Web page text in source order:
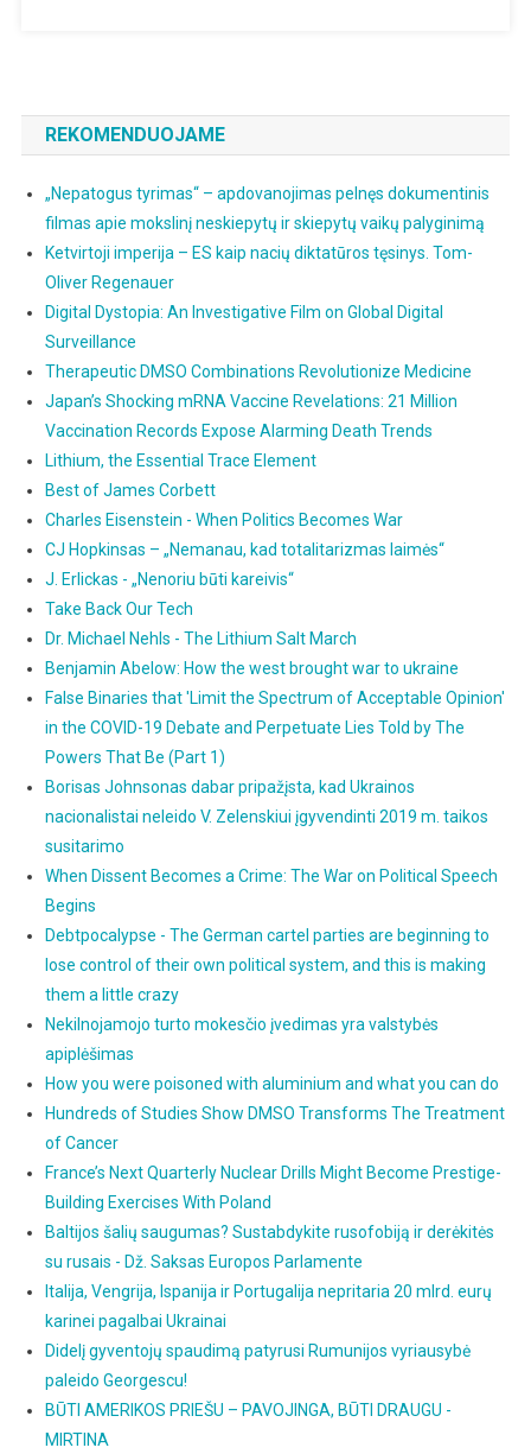
REKOMENDUOJAME
„Nepatogus tyrimas“ – apdovanojimas pelnęs dokumentinis
filmas apie mokslinį neskiepytų ir skiepytų vaikų palyginimą
Ketvirtoji imperija – ES kaip nacių diktatūros tęsinys. Tom-
Oliver Regenauer
Digital Dystopia: An Investigative Film on Global Digital
Surveillance
Therapeutic DMSO Combinations Revolutionize Medicine
Japan’s Shocking mRNA Vaccine Revelations: 21 Million
Vaccination Records Expose Alarming Death Trends
Lithium, the Essential Trace Element
Best of James Corbett
Charles Eisenstein - When Politics Becomes War
CJ Hopkinsas – „Nemanau, kad totalitarizmas laimės“
J. Erlickas - „Nenoriu būti kareivis“
Take Back Our Tech
Dr. Michael Nehls - The Lithium Salt March
Benjamin Abelow: How the west brought war to ukraine
False Binaries that 'Limit the Spectrum of Acceptable Opinion'
in the COVID-19 Debate and Perpetuate Lies Told by The
Powers That Be (Part 1)
Borisas Johnsonas dabar pripažįsta, kad Ukrainos
nacionalistai neleido V. Zelenskiui įgyvendinti 2019 m. taikos
susitarimo
When Dissent Becomes a Crime: The War on Political Speech
Begins
Debtpocalypse - The German cartel parties are beginning to
lose control of their own political system, and this is making
them a little crazy
Nekilnojamojo turto mokesčio įvedimas yra valstybės
apiplėšimas
How you were poisoned with aluminium and what you can do
Hundreds of Studies Show DMSO Transforms The Treatment
of Cancer
France’s Next Quarterly Nuclear Drills Might Become Prestige-
Building Exercises With Poland
Baltijos šalių saugumas? Sustabdykite rusofobiją ir derėkitės
su rusais - Dž. Saksas Europos Parlamente
Italija, Vengrija, Ispanija ir Portugalija nepritaria 20 mlrd. eurų
karinei pagalbai Ukrainai
Didelį gyventojų spaudimą patyrusi Rumunijos vyriausybė
paleido Georgescu!
BŪTI AMERIKOS PRIEŠU – PAVOJINGA, BŪTI DRAUGU -
MIRTINA